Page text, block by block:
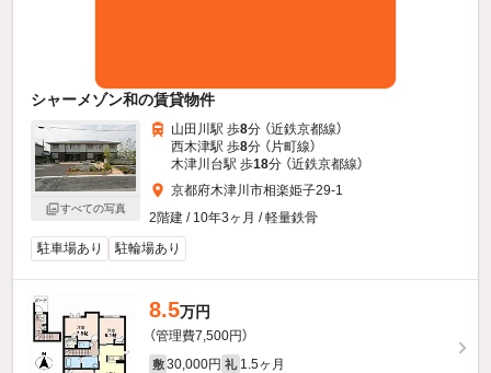
シャーメゾン和の賃貸物件
すべての写真
山田川駅 歩8分 （近鉄京都線）
西木津駅 歩8分 （片町線）
木津川台駅 歩18分 （近鉄京都線）
京都府木津川市相楽姫子29-1
2階建 / 10年3ヶ月 / 軽量鉄骨
駐車場あり
駐輪場あり
8.5万円
（管理費7,500円）
敷 30,000円 礼 1.5ヶ月